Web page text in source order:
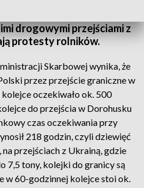
drogowymi przejściami z
protesty rolników.
Skarbowej wynika, że
przez przejście graniczne w
oczekiwało ok. 500
do przejścia w Dorohusku
czas oczekiwania przy
218 godzin, czyli dziewięć
przejściach z Ukrainą, gdzie
7,5 tony, kolejki do granicy są
w 60-godzinnej kolejce stoi ok.